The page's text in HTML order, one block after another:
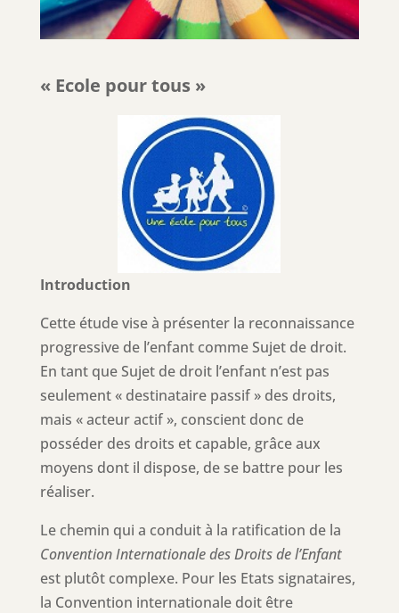
« Ecole pour tous »
Introduction
Cette étude vise à présenter la reconnaissance
progressive de l’enfant comme Sujet de droit.
En tant que Sujet de droit l’enfant n’est pas
seulement « destinataire passif » des droits,
mais « acteur actif », conscient donc de
posséder des droits et capable, grâce aux
moyens dont il dispose, de se battre pour les
réaliser.
Le chemin qui a conduit à la ratification de la
Convention Internationale des Droits de l’Enfant
est plutôt complexe. Pour les Etats signataires,
la Convention internationale doit être